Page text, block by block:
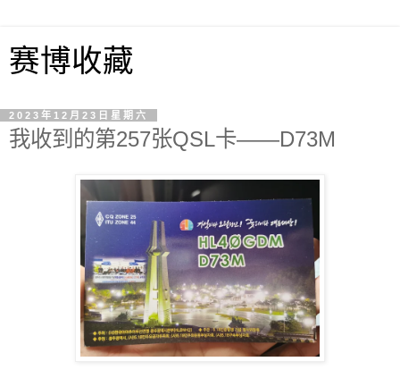
赛博收藏
2023年12月23日星期六
我收到的第257张QSL卡——D73M